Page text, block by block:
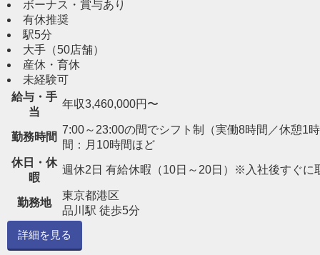
ボーナス・賞与あり
有休推奨
駅5分
大手（50店舗）
産休・育休
未経験可
給与・手
当
年収3,460,000円〜
勤務時間
7:00～23:00の間でシフト制（実働8時間／休憩
間：月10時間ほど
休日・休
暇
週休2日 有給休暇（10日～20日）※入社後すぐに
勤務地
東京都港区
品川駅 徒歩5分
詳細を見る